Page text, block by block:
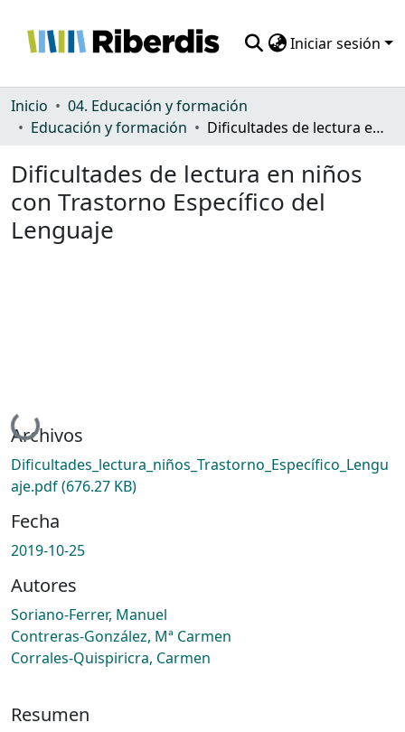
Iniciar sesión
Comunidades
Estadísticas
Inicio
04. Educación y formación
Educación y formación
Dificultades de lectura en niños con Trastorno Específico del Lenguaje
Dificultades de lectura en niños
con Trastorno Específico del
Lenguaje
Cargando...
Archivos
Dificultades_lectura_niños_Trastorno_Específico_Lengu
aje.pdf(676.27 KB)
Fecha
2019-10-25
Autores
Soriano-Ferrer, Manuel
Contreras-González, Mª Carmen
Corrales-Quispiricra, Carmen
Resumen